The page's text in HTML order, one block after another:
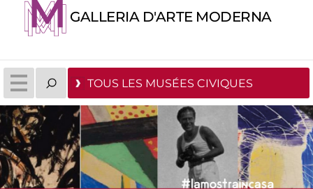
GALLERIA D'ARTE MODERNA
TOUS LES MUSÉES CIVIQUES